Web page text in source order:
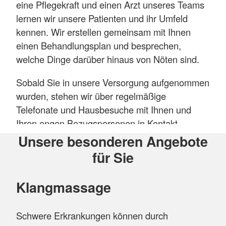
eine Pflegekraft und einen Arzt unseres Teams
lernen wir unsere Patienten und ihr Umfeld
kennen. Wir erstellen gemeinsam mit Ihnen
einen Behandlungsplan und besprechen,
welche Dinge darüber hinaus von Nöten sind.
Sobald Sie in unsere Versorgung aufgenommen
wurden, stehen wir über regelmäßige
Telefonate und Hausbesuche mit Ihnen und
Ihren engen Bezugspersonen in Kontakt.
Sollten akute Probleme auftreten, sind wir 24
Stunden über unsere Notfall-Nummer für Sie
Wir sehen es als unsere Hauptaufgabe an, Sie
menschlich optimal zu unterstützen um Ihnen
Unsere besonderen Angebote
für Sie
Klangmassage
Schwere Erkrankungen können durch